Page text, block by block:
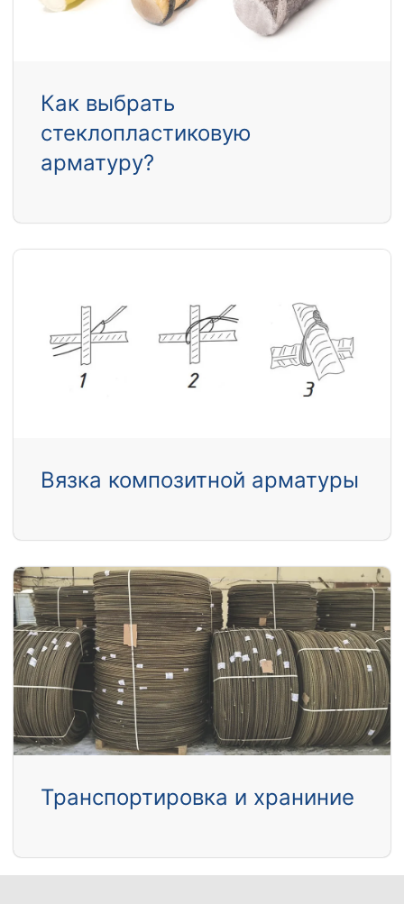
Как выбрать
стеклопластиковую
арматуру?
Вязка композитной арматуры
Транспортировка и храниние